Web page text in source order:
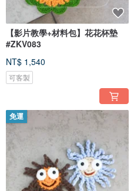
【影片教學+材料包】花花杯墊
#ZKV083
NT$ 1,540
可客製
免運